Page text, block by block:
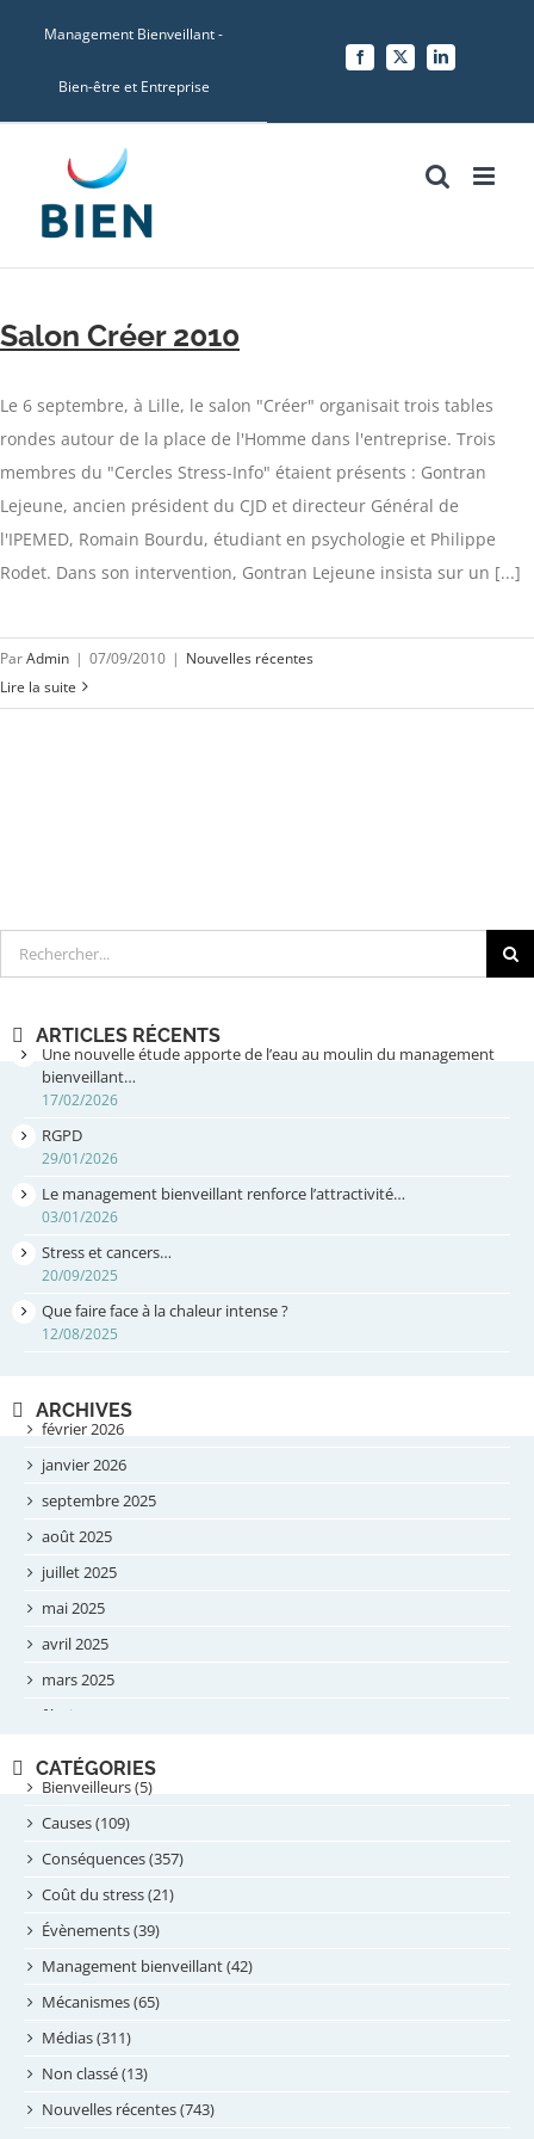
Management Bienveillant -
Bien-être et Entreprise
Facebook
X LinkedIn
Salon Créer 2010
Le 6 septembre, à Lille, le salon "Créer" organisait trois tables
rondes autour de la place de l'Homme dans l'entreprise. Trois
membres du "Cercles Stress-Info" étaient présents : Gontran
Lejeune, ancien président du CJD et directeur Général de
l'IPEMED, Romain Bourdu, étudiant en psychologie et Philippe
Rodet. Dans son intervention, Gontran Lejeune insista sur un [...]
ParAdmin | 07/09/2010 | Nouvelles récentes
Lire la suite
Rechercher
ARTICLES RÉCENTS
Une nouvelle étude apporte de l’eau au moulin du management
bienveillant…
17/02/2026
RGPD
29/01/2026
Le management bienveillant renforce l’attractivité…
03/01/2026
Stress et cancers…
20/09/2025
Que faire face à la chaleur intense ?
12/08/2025
ARCHIVES
février 2026
janvier 2026
septembre 2025
août 2025
juillet 2025
mai 2025
avril 2025
mars 2025
février 2025
septembre 2024
août 2024
juillet 2024
juin 2024
mai 2024
avril 2024
février 2024
janvier 2024
novembre 2023
octobre 2023
CATÉGORIES
Bienveilleurs (5)
Causes (109)
Conséquences (357)
Coût du stress (21)
Évènements (39)
Management bienveillant (42)
Mécanismes (65)
Médias (311)
Non classé (13)
Nouvelles récentes (743)